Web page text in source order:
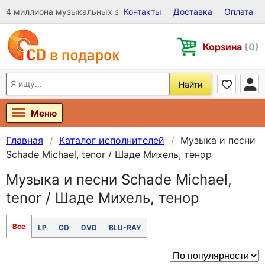
4 миллиона музыкальных записей на Виниле, CD и DVD
Контакты Доставка Оплата
Корзина (0)
Найти
Меню
Главная Каталог исполнителей
Музыка и песни
Schade Michael, tenor / Шаде Михель, тенор
Музыка и песни Schade Michael,
tenor / Шаде Михель, тенор
Все LP CD DVD BLU-RAY